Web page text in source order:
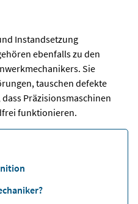
Instandsetzung
ebenfalls zu den
Sie
tauschen defekte
Präzisionsmaschinen
funktionieren.